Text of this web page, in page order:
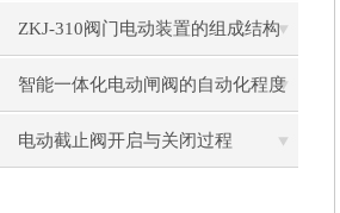
竟会了吗？
ZKJ-310阀门电动装置的组成结构
智能一体化电动闸阀的自动化程度
如何？
电动截止阀开启与关闭过程